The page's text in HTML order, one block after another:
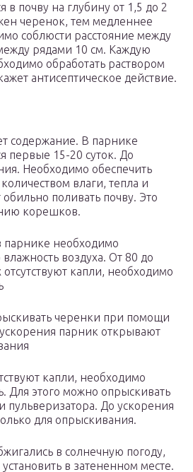
почву на глубину от 1,5 до 2
черенок, тем медленнее
соблюсти расстояние между
рядами 10 см. Каждую
обработать раствором
антисептическое действие.
содержание. В парнике
первые 15-20 суток. До
Необходимо обеспечить
влаги, тепла и
поливать почву. Это
корешков.
необходимо
воздуха. От 80 до
отсутствуют капли, необходимо
черенки при помощи
парник открывают
капли, необходимо
Для этого можно опрыскивать
До ускорения
для опрыскивания.
в солнечную погоду,
в затененном месте.